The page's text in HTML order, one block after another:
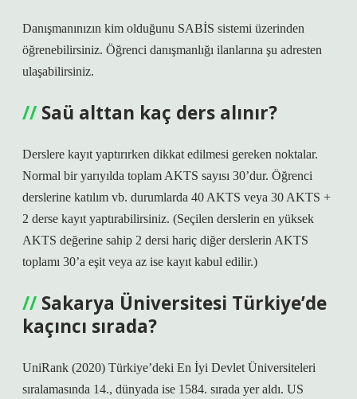
Danışmanınızın kim olduğunu SABİS sistemi üzerinden
öğrenebilirsiniz. Öğrenci danışmanlığı ilanlarına şu adresten
ulaşabilirsiniz.
Saü alttan kaç ders alınır?
Derslere kayıt yaptırırken dikkat edilmesi gereken noktalar.
Normal bir yarıyılda toplam AKTS sayısı 30’dur. Öğrenci
derslerine katılım vb. durumlarda 40 AKTS veya 30 AKTS +
2 derse kayıt yaptırabilirsiniz. (Seçilen derslerin en yüksek
AKTS değerine sahip 2 dersi hariç diğer derslerin AKTS
toplamı 30’a eşit veya az ise kayıt kabul edilir.)
Sakarya Üniversitesi Türkiye’de
kaçıncı sırada?
UniRank (2020) Türkiye’deki En İyi Devlet Üniversiteleri
sıralamasında 14., dünyada ise 1584. sırada yer aldı. US